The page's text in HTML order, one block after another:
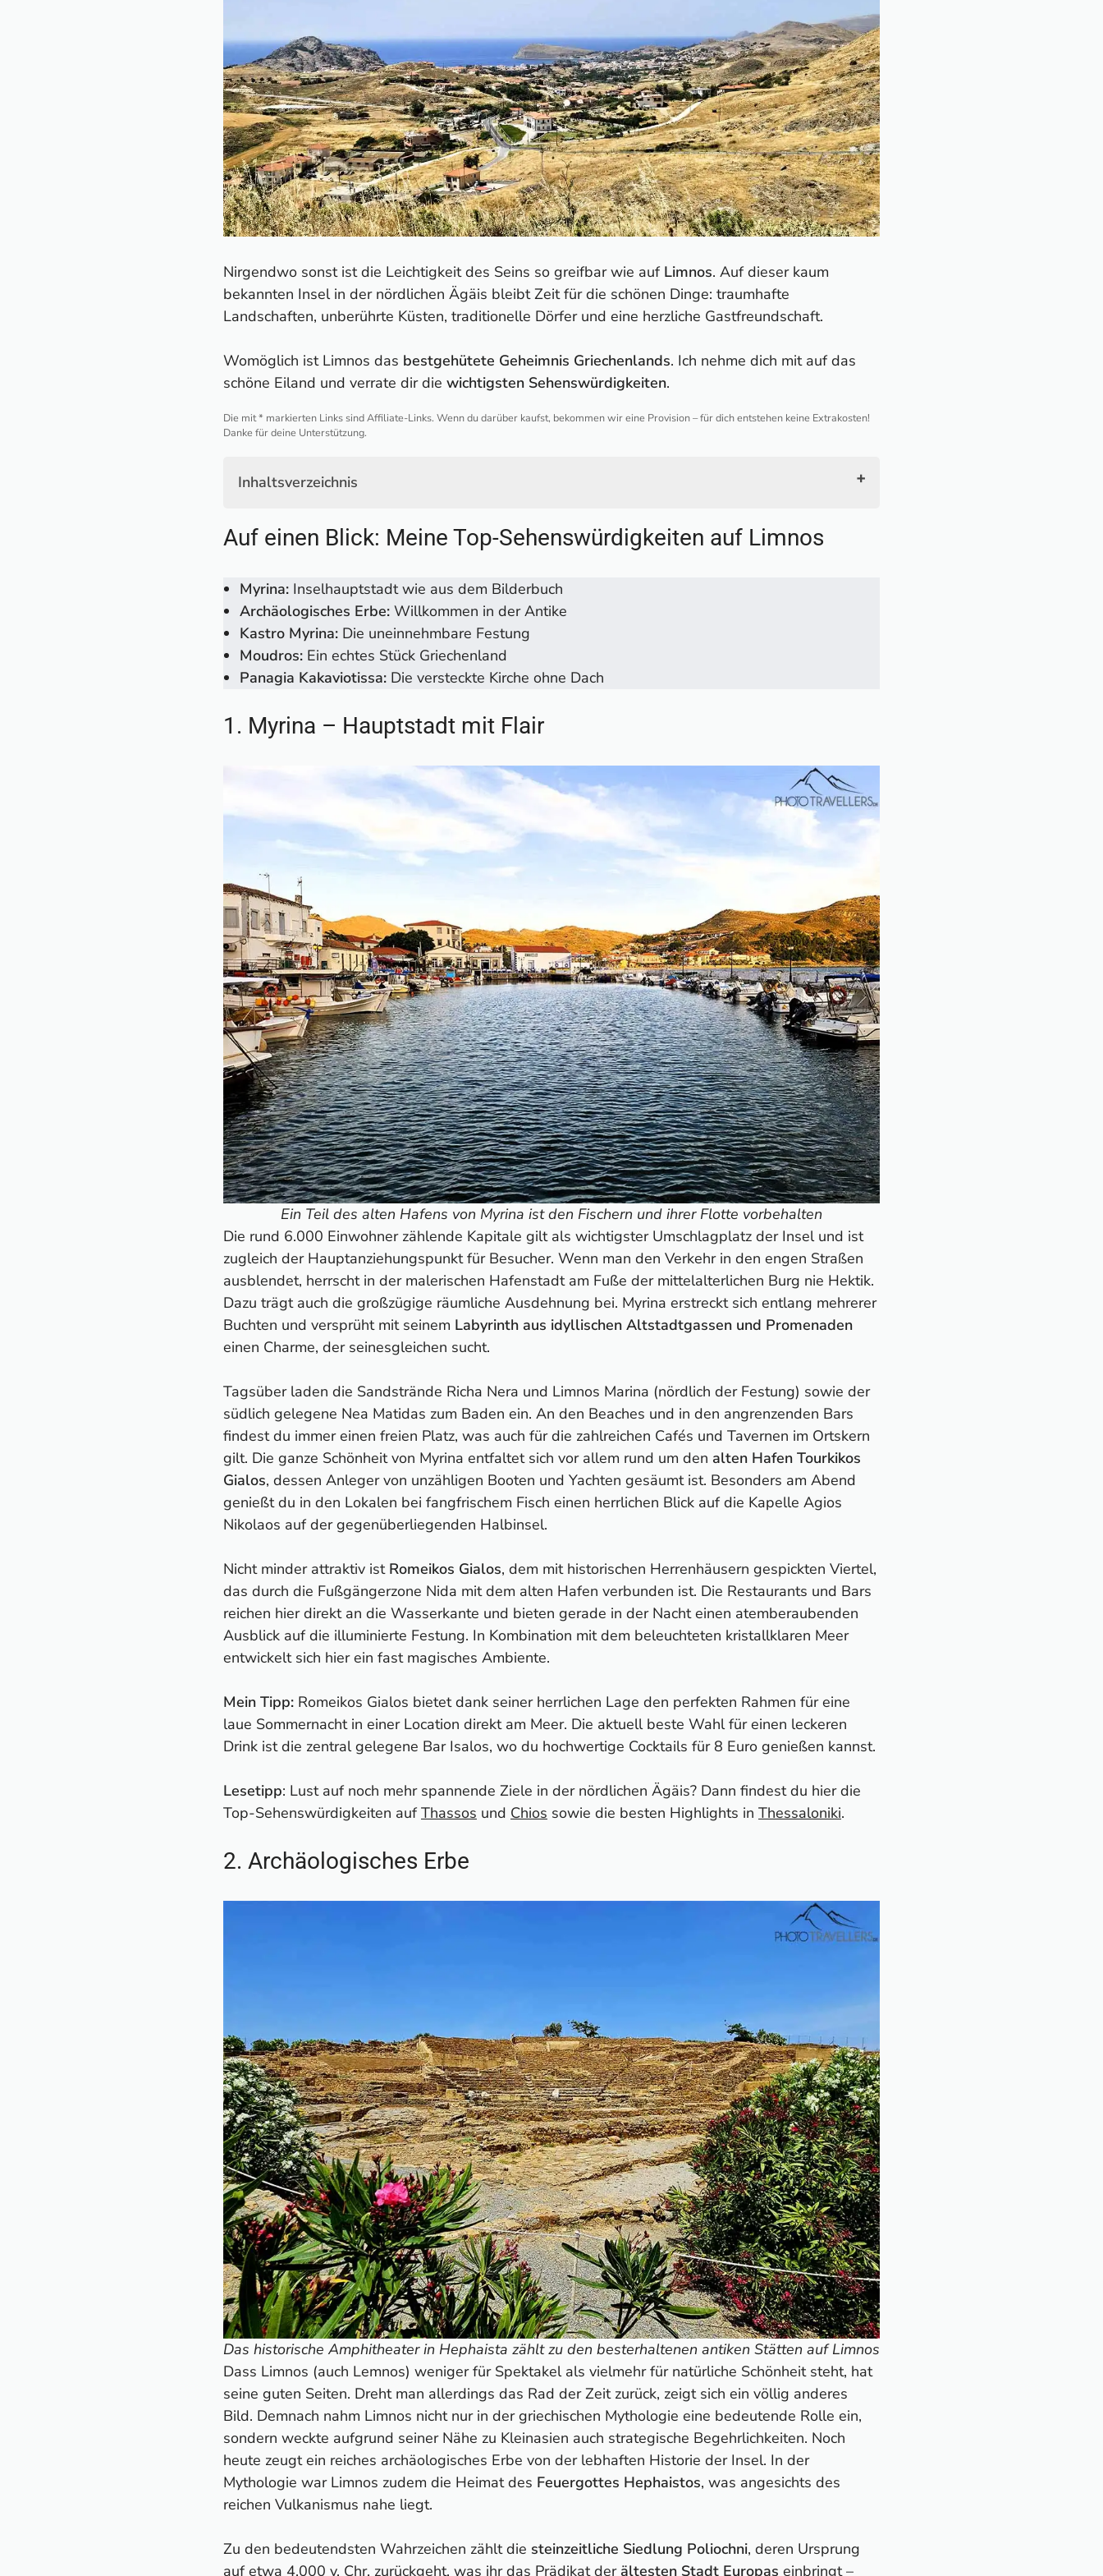
Nirgendwo sonst ist die Leichtigkeit des Seins so greifbar wie auf Limnos. Auf dieser kaum
bekannten Insel in der nördlichen Ägäis bleibt Zeit für die schönen Dinge: traumhafte
Landschaften, unberührte Küsten, traditionelle Dörfer und eine herzliche Gastfreundschaft.
Womöglich ist Limnos das bestgehütete Geheimnis Griechenlands. Ich nehme dich mit auf das
schöne Eiland und verrate dir die wichtigsten Sehenswürdigkeiten.
Die mit * markierten Links sind Affiliate-Links. Wenn du darüber kaufst, bekommen wir eine Provision – für dich entstehen keine Extrakosten!
Danke für deine Unterstützung.
Inhaltsverzeichnis
1. Myrina – Hauptstadt mit Flair
3. Kastro Myrina
4. Moudros – Dorfidylle pur
5. Wanderung zur Panagia Kakaviotissa
6. Die schönsten Strände auf Limnos
7. Eine Wüste inmitten der Ägäis
9. Windmühlen von Kontias
10. Kirche Zoodochou Pigi und das heilige Wasser
11. Kulinarische Highlights auf Limnos
12. Die besten Unterkünfte
Reiseführer für die griechischen Inseln
Auf einen Blick: Meine Top-Sehenswürdigkeiten auf Limnos
Myrina: Inselhauptstadt wie aus dem Bilderbuch
Archäologisches Erbe: Willkommen in der Antike
Kastro Myrina: Die uneinnehmbare Festung
Moudros: Ein echtes Stück Griechenland
Panagia Kakaviotissa: Die versteckte Kirche ohne Dach
1. Myrina – Hauptstadt mit Flair
Ein Teil des alten Hafens von Myrina ist den Fischern und ihrer Flotte vorbehalten
Die rund 6.000 Einwohner zählende Kapitale gilt als wichtigster Umschlagplatz der Insel und ist
zugleich der Hauptanziehungspunkt für Besucher. Wenn man den Verkehr in den engen Straßen
ausblendet, herrscht in der malerischen Hafenstadt am Fuße der mittelalterlichen Burg nie Hektik.
Dazu trägt auch die großzügige räumliche Ausdehnung bei. Myrina erstreckt sich entlang mehrerer
Buchten und versprüht mit seinem Labyrinth aus idyllischen Altstadtgassen und Promenaden
einen Charme, der seinesgleichen sucht.
Tagsüber laden die Sandstrände Richa Nera und Limnos Marina (nördlich der Festung) sowie der
südlich gelegene Nea Matidas zum Baden ein. An den Beaches und in den angrenzenden Bars
findest du immer einen freien Platz, was auch für die zahlreichen Cafés und Tavernen im Ortskern
gilt. Die ganze Schönheit von Myrina entfaltet sich vor allem rund um den alten Hafen Tourkikos
Gialos, dessen Anleger von unzähligen Booten und Yachten gesäumt ist. Besonders am Abend
genießt du in den Lokalen bei fangfrischem Fisch einen herrlichen Blick auf die Kapelle Agios
Nikolaos auf der gegenüberliegenden Halbinsel.
Nicht minder attraktiv ist Romeikos Gialos, dem mit historischen Herrenhäusern gespickten Viertel,
das durch die Fußgängerzone Nida mit dem alten Hafen verbunden ist. Die Restaurants und Bars
reichen hier direkt an die Wasserkante und bieten gerade in der Nacht einen atemberaubenden
Ausblick auf die illuminierte Festung. In Kombination mit dem beleuchteten kristallklaren Meer
entwickelt sich hier ein fast magisches Ambiente.
Mein Tipp: Romeikos Gialos bietet dank seiner herrlichen Lage den perfekten Rahmen für eine
laue Sommernacht in einer Location direkt am Meer. Die aktuell beste Wahl für einen leckeren
Drink ist die zentral gelegene Bar Isalos, wo du hochwertige Cocktails für 8 Euro genießen kannst.
Lesetipp: Lust auf noch mehr spannende Ziele in der nördlichen Ägäis? Dann findest du hier die
Top-Sehenswürdigkeiten aufThassos und Chios sowie die besten Highlights in Thessaloniki.
2. Archäologisches Erbe
Das historische Amphitheater in Hephaista zählt zu den besterhaltenen antiken Stätten auf Limnos
Dass Limnos (auch Lemnos) weniger für Spektakel als vielmehr für natürliche Schönheit steht, hat
seine guten Seiten. Dreht man allerdings das Rad der Zeit zurück, zeigt sich ein völlig anderes
Bild. Demnach nahm Limnos nicht nur in der griechischen Mythologie eine bedeutende Rolle ein,
sondern weckte aufgrund seiner Nähe zu Kleinasien auch strategische Begehrlichkeiten. Noch
heute zeugt ein reiches archäologisches Erbe von der lebhaften Historie der Insel. In der
Mythologie war Limnos zudem die Heimat des Feuergottes Hephaistos, was angesichts des
reichen Vulkanismus nahe liegt.
Zu den bedeutendsten Wahrzeichen zählt die steinzeitliche Siedlung Poliochni, deren Ursprung
auf etwa 4.000 v. Chr. zurückgeht, was ihr das Prädikat der ältesten Stadt Europas einbringt –